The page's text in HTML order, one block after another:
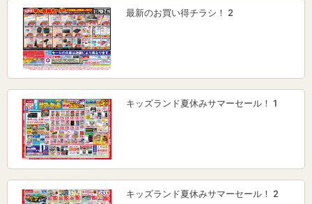
最新のお買い得チラシ！ 2
キッズランド夏休みサマーセール！ 1
キッズランド夏休みサマーセール！ 2